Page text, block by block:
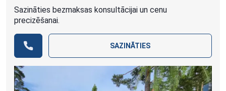
Sazināties bezmaksas konsultācijai un cenu
precizēšanai.
SAZINĀTIES